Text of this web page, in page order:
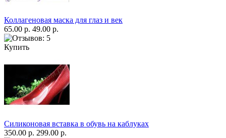
Коллагеновая маска для глаз и век
65.00 р. 49.00 р.
Купить
Силиконовая вставка в обувь на каблуках
350.00 р. 299.00 р.